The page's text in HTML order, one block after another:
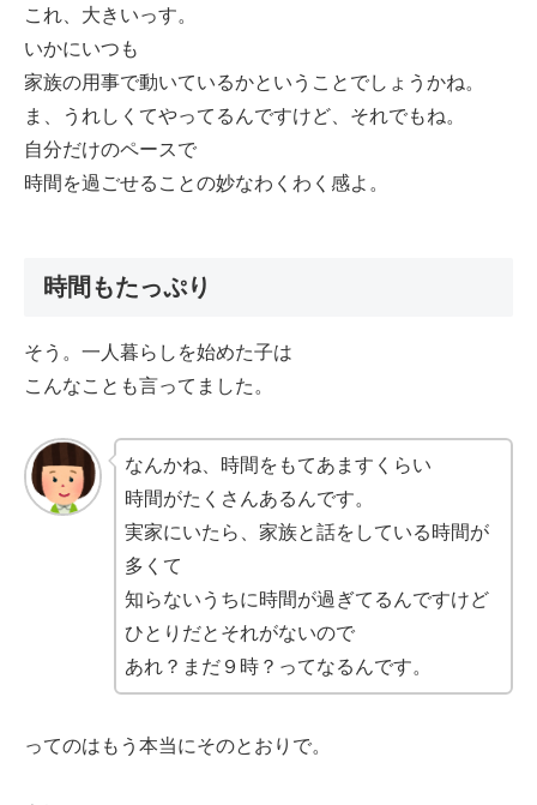
これ、大きいっす。
いかにいつも
家族の用事で動いているかということでしょうかね。
ま、うれしくてやってるんですけど、それでもね。
自分だけのペースで
時間を過ごせることの妙なわくわく感よ。
時間もたっぷり
そう。一人暮らしを始めた子は
こんなことも言ってました。
なんかね、時間をもてあますくらい
時間がたくさんあるんです。
実家にいたら、家族と話をしている時間が
多くて
知らないうちに時間が過ぎてるんですけど
ひとりだとそれがないので
あれ？まだ９時？ってなるんです。
ってのはもう本当にそのとおりで。